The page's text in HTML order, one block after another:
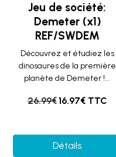
Jeu de société:
Demeter (x1)
REF/SWDEM
Découvrez et étudiez les
dinosaures de la première
planète de Demeter !...
26.99€16.97€ TTC
Détails